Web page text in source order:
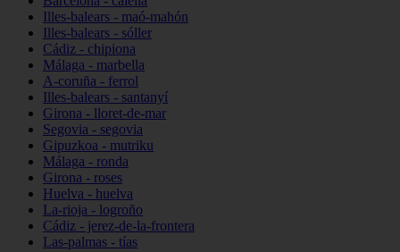
Illes-balears - maó-mahón
Illes-balears - sóller
Cádiz - chipiona
Málaga - marbella
A-coruña - ferrol
Illes-balears - santanyí
Girona - lloret-de-mar
Segovia - segovia
Gipuzkoa - mutriku
Málaga - ronda
Girona - roses
Huelva - huelva
La-rioja - logroño
Cádiz - jerez-de-la-frontera
Las-palmas - tías